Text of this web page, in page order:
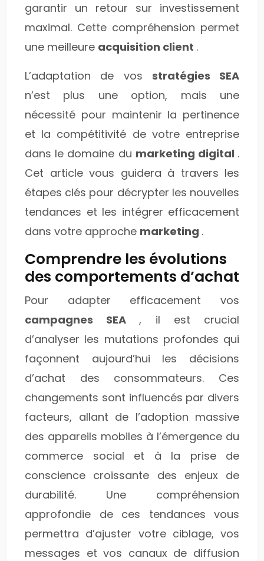
garantir un retour sur investissement
maximal. Cette compréhension permet
une meilleure acquisition client .
L’adaptation de vos stratégies SEA
n’est plus une option, mais une
nécessité pour maintenir la pertinence
et la compétitivité de votre entreprise
dans le domaine du marketing digital .
Cet article vous guidera à travers les
étapes clés pour décrypter les nouvelles
tendances et les intégrer efficacement
dans votre approche marketing .
Comprendre les évolutions
des comportements d’achat
Pour adapter efficacement vos
campagnes SEA, il est crucial
d’analyser les mutations profondes qui
façonnent aujourd’hui les décisions
d’achat des consommateurs. Ces
changements sont influencés par divers
facteurs, allant de l’adoption massive
des appareils mobiles à l’émergence du
commerce social et à la prise de
conscience croissante des enjeux de
durabilité. Une compréhension
approfondie de ces tendances vous
permettra d’ajuster votre ciblage, vos
messages et vos canaux de diffusion